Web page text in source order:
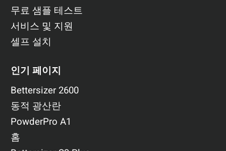
무료 샘플 테스트
서비스 및 지원
셀프 설치
인기 페이지
Bettersizer 2600
동적 광산란
PowderPro A1
홈